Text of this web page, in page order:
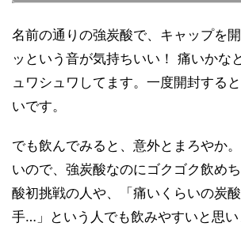
名前の通りの強炭酸で、キャップを
ッという音が気持ちいい！ 痛いかな
ュワシュワしてます。一度開封する
いです。
でも飲んでみると、意外とまろやか
いので、強炭酸なのにゴクゴク飲め
酸初挑戦の人や、「痛いくらいの炭
手…」という人でも飲みやすいと思い